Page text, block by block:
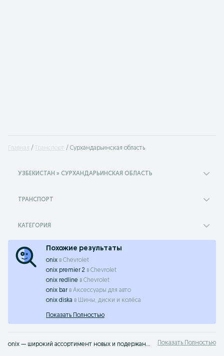
Главная Транспорт Сурхандарьинская область
УЗБЕКИСТАН » СУРХАНДАРЬИНСКАЯ ОБЛАСТЬ
ТРАНСПОРТ
КАТЕГОРИЯ
Похожие результаты
onix в Chevrolet
onix premier 2 в Chevrolet
onix redline в Chevrolet
onix bar в Аксессуары для авто
onix diska в Шины, диски и колёса
Показать Полностью
onix — широкий ассортимент новых и подержанных транспортных средств Сурхандарьинская область ✔️ Выгодные предложения и актуальные цены ⭐ Продавайте или покупайте транспорт легко с OLX.uz Показать Полностью